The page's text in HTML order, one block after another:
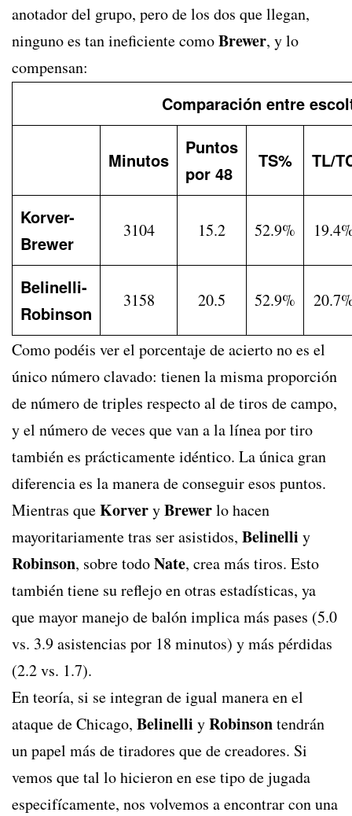
anotador del grupo, pero de los dos que llegan,
ninguno es tan ineficiente comoBrewer, y lo
compensan:
Comparación entre
Minutos
Puntos
por 48
TS% TL/
Korver-
Brewer
3104 15.2 52.9%
Belinelli-
Robinson
3158 20.5 52.9%
Como podéis ver el porcentaje de acierto no es el
único número clavado: tienen la misma proporción
de número de triples respecto al de tiros de campo,
y el número de veces que van a la línea por tiro
también es prácticamente idéntico. La única gran
diferencia es la manera de conseguir esos puntos.
Mientras queKorveryBrewerlo hacen
mayoritariamente tras ser asistidos, Belinelli y
Robinson, sobre todoNate, crea más tiros. Esto
también tiene su reflejo en otras estadísticas, ya
que mayor manejo de balón implica más pases (5.0
vs. 3.9 asistencias por 18 minutos) y más pérdidas
(2.2 vs. 1.7).
En teoría, si se integran de igual manera en el
ataque de Chicago, Belinelli yRobinsontendrán
un papel más de tiradores que de creadores. Si
vemos que tal lo hicieron en ese tipo de jugada
especifícamente, nos volvemos a encontrar con una